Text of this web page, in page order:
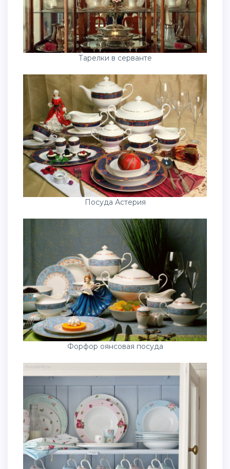
Тарелки в серванте
Посуда Астерия
Форфор оянсовая посуда